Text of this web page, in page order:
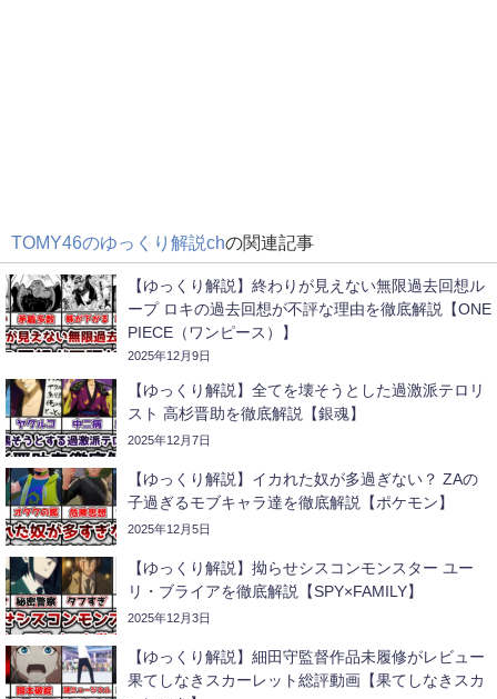
TOMY46のゆっくり解説chの関連記事
【ゆっくり解説】終わりが見えない無限過去回想ル
ープ ロキの過去回想が不評な理由を徹底解説【ONE
PIECE（ワンピース）】
2025年12月9日
【ゆっくり解説】全てを壊そうとした過激派テロリ
スト 高杉晋助を徹底解説【銀魂】
2025年12月7日
【ゆっくり解説】イカれた奴が多過ぎない？ ZAの
子過ぎるモブキャラ達を徹底解説【ポケモン】
2025年12月5日
【ゆっくり解説】拗らせシスコンモンスター ユー
リ・ブライアを徹底解説【SPY×FAMILY】
2025年12月3日
【ゆっくり解説】細田守監督作品未履修がレビュー
果てしなきスカーレット総評動画【果てしなきスカ